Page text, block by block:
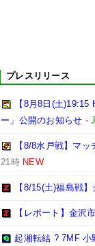
プレスリリース
【8月8日(土
ー」公開のお知らせ -
【8/8水戸戦】マ
21時 NEW
【8/15(土)福島戦
【レポート】金沢
起湘転結 ? 7MF 小